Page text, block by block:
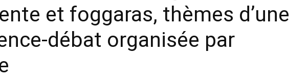
et foggaras, thèmes d’une
débat organisée par